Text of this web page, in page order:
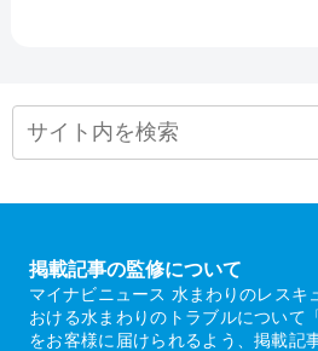
掲載記事の監修について
マイナビニュース 水まわりのレスキ
おける水まわりのトラブルについて
をお客様に届けられるよう、掲載記